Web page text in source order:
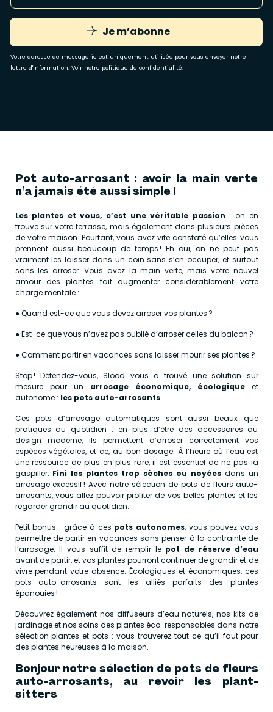
Je m’abonne
Votre adresse de messagerie est uniquement utilisée pour vous envoyer notre
lettre d'information. Voir notre politique de confidentialité
Pot auto-arrosant : avoir la main verte
n’a jamais été aussi simple !
Les plantes et vous, c’est une véritable passion : on en
trouve sur votre terrasse, mais également dans plusieurs pièces
de votre maison. Pourtant, vous avez vite constaté qu’elles vous
prennent aussi beaucoup de temps ! Eh oui, on ne peut pas
vraiment les laisser dans un coin sans s’en occuper, et surtout
sans les arroser. Vous avez la main verte, mais votre nouvel
amour des plantes fait augmenter considérablement votre
charge mentale :
● Quand est-ce que vous devez arroser vos plantes ?
● Est-ce que vous n’avez pas oublié d’arroser celles du balcon ?
● Comment partir en vacances sans laisser mourir ses plantes ?
Stop ! Détendez-vous, Slood vous a trouvé une solution sur
mesure pour un arrosage économique, écologiqueet
autonome : les pots auto-arrosants.
Ces pots d’arrosage automatiques sont aussi beaux que
pratiques au quotidien : en plus d’être des accessoires au
design moderne, ils permettent d’arroser correctement vos
espèces végétales, et ce, au bon dosage. À l’heure où l’eau est
une ressource de plus en plus rare, il est essentiel de ne pas la
gaspiller. Fini les plantes trop sèches ou noyéesdans un
arrosage excessif ! Avec notre sélection de pots de fleurs auto-
arrosants, vous allez pouvoir profiter de vos belles plantes et les
regarder grandir au quotidien.
Petit bonus : grâce à ces pots autonomes, vous pouvez vous
permettre de partir en vacances sans penser à la contrainte de
l’arrosage. Il vous suffit de remplir le pot de réserve d’eau
avant de partir, et vos plantes pourront continuer de grandir et de
vivre pendant votre absence. Écologiques et économiques, ces
pots auto-arrosants sont les alliés parfaits des plantes
épanouies !
Découvrez également nos diffuseurs d’eau naturels, nos kits de
jardinage et nos soins des plantes éco-responsables dans notre
sélection plantes et pots : vous trouverez tout ce qu’il faut pour
des plantes heureuses à la maison.
Bonjour notre sélection de pots de fleurs
auto-arrosants, au revoir les plant-
sitters